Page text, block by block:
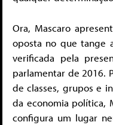
Ora, Mascaro
oposta no que tange
verificada pela
parlamentar de 2016.
de classes, grupos e
da economia política,
configura um lugar